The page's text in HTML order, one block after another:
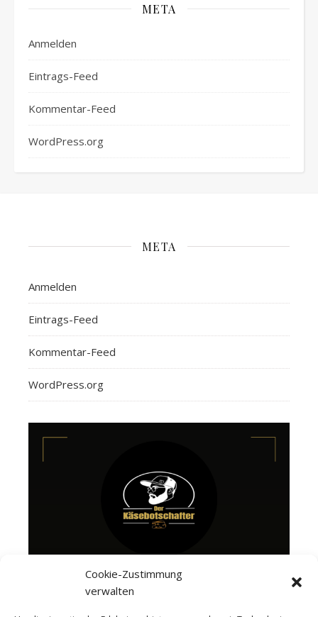
Cookie-Zustimmung
verwalten
META
Anmelden
Eintrags-Feed
Kommentar-Feed
WordPress.org
META
Anmelden
Eintrags-Feed
Kommentar-Feed
WordPress.org